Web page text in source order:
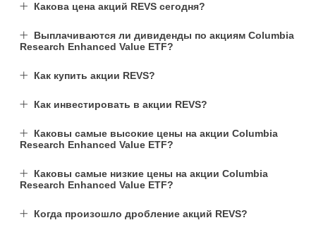
Какова цена акций REVS сегодня?
Выплачиваются ли дивиденды по акциям Columbia
Research Enhanced Value ETF?
Как купить акции REVS?
Как инвестировать в акции REVS?
Каковы самые высокие цены на акции Columbia
Research Enhanced Value ETF?
Каковы самые низкие цены на акции Columbia
Research Enhanced Value ETF?
Когда произошло дробление акций REVS?